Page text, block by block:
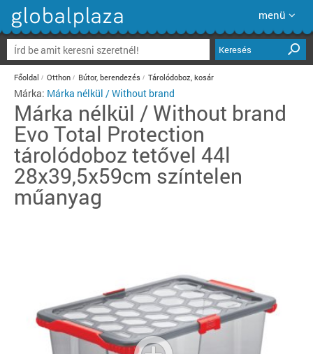
menü
Keresés
Főoldal Otthon Bútor, berendezés Tárolódoboz, kosár
Márka: Márka nélkül / Without brand
Márka nélkül / Without brand
Evo Total Protection
tárolódoboz tetővel 44l
28x39,5x59cm színtelen
műanyag